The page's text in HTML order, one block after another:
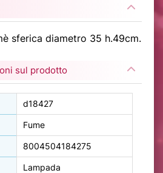
sferica diametro 35 h.49cm.
sul prodotto
d18427
Fume
8004504184275
Lampada